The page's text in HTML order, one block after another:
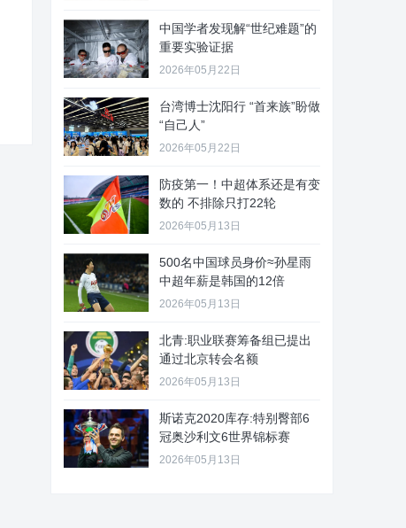
中国学者发现解“世纪难题”的
重要实验证据
2026年05月22日
台湾博士沈阳行 “首来族”盼做
“自己人”
2026年05月22日
防疫第一！中超体系还是有变
数的 不排除只打22轮
2026年05月13日
500名中国球员身价≈孙星雨
中超年薪是韩国的12倍
2026年05月13日
北青:职业联赛筹备组已提出
通过北京转会名额
2026年05月13日
斯诺克2020库存:特别臀部6
冠奥沙利文6世界锦标赛
2026年05月13日